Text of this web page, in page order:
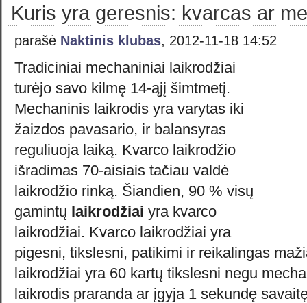
Kuris yra geresnis: kvarcas ar
parašė Naktinis klubas, 2012-11-18 14:52
Tradiciniai mechaniniai laikrodžiai
turėjo savo kilmę 14-ąjį šimtmetį.
Mechaninis laikrodis yra varytas iki
žaizdos pavasario, ir balansyras
reguliuoja laiką. Kvarco laikrodžio
išradimas 70-aisiais tačiau valdė
laikrodžio rinką. Šiandien, 90 % visų
gamintų laikrodžiai yra kvarco
laikrodžiai. Kvarco laikrodžiai yra
pigesni, tikslesni, patikimi ir reikalingas
laikrodžiai yra 60 kartų tikslesni negu
laikrodis praranda ar įgyja 1 sekundę